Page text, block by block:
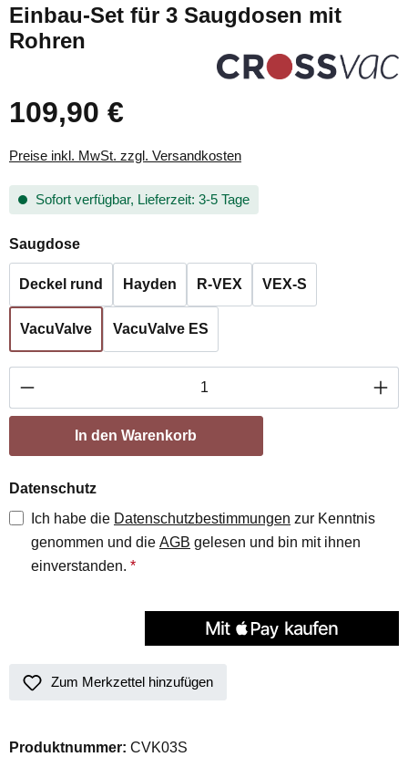
Einbau-Set für 3 Saugdosen mit
Rohren
109,90 €
Preise inkl. MwSt. zzgl. Versandkosten
Sofort verfügbar, Lieferzeit: 3-5 Tage
Saugdoseauswählen
Deckel rund Hayden R-VEX VEX-S
VacuValve VacuValve ES
Produkt Anzahl: Gib den gewünschten
In den Warenkorb
Datenschutz
Ich habe die Datenschutzbestimmungen zur Kenntnis
genommen und die AGB gelesen und bin mit ihnen
einverstanden. *
Zum Merkzettel hinzufügen
Produktnummer: CVK03S